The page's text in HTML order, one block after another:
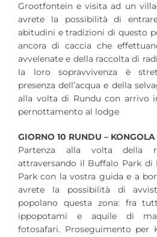
Grootfontein e visita ad un
avrete la possibilità di
abitudini e tradizioni di questo
ancora di caccia che
avvelenate e della raccolta di
la loro sopravvivenza è
presenza dell’acqua e della
alla volta di Rundu con arrivo
pernottamento al lodge
GIORNO 10 RUNDU – KONGOLA
Partenza alla volta della
attraversando il Buffalo Park di
Park con la vostra guida e a
avrete la possibilità di
popolano questa zona: fra
ippopotami e aquile di
fotosafari. Proseguimento per